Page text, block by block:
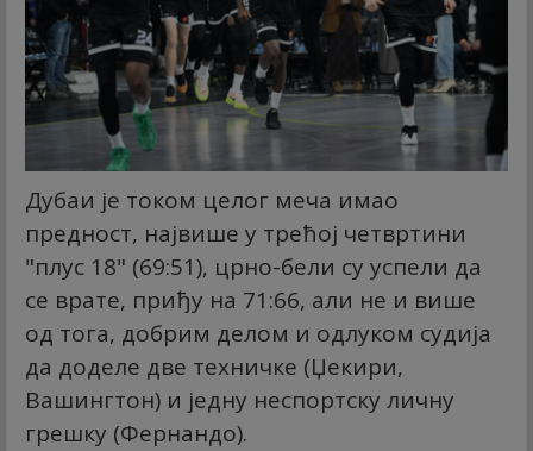
Дубаи је током целог меча имао
предност, највише у трећој четвртини
"плус 18" (69:51), црно-бели су успели да
се врате, приђу на 71:66, али не и више
од тога, добрим делом и одлуком судија
да доделе две техничке (Џекири,
Вашингтон) и једну неспортску личну
грешку (Фернандо).